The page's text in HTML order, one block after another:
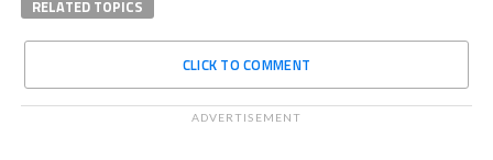
RELATED TOPICS
CLICK TO COMMENT
ADVERTISEMENT